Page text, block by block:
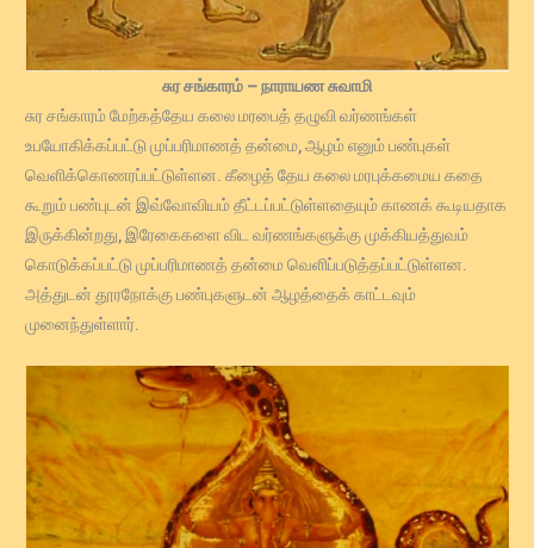
சுர சங்காரம் – நாராயண சுவாமி
சுர சங்காரம் மேற்கத்தேய கலை மரபைத் தழுவி வர்ணங்கள்
உபயோகிக்கப்பட்டு முப்பரிமாணத் தன்மை, ஆழம் எனும் பண்புகள்
வெளிக்கொணரப்பட்டுள்ளன. கீழைத் தேய கலை மரபுக்கமைய கதை
கூறும் பண்புடன் இவ்வோவியம் தீட்டப்பட்டுள்ளதையும் காணக் கூடியதாக
இருக்கின்றது, இரேகைகளை விட வர்ணங்களுக்கு முக்கியத்துவம்
கொடுக்கப்பட்டு முப்பரிமாணத் தன்மை வெளிப்படுத்தப்பட்டுள்ளன.
அத்துடன் தூரநோக்கு பண்புகளுடன் ஆழத்தைக் காட்டவும்
முனைந்துள்ளார்.